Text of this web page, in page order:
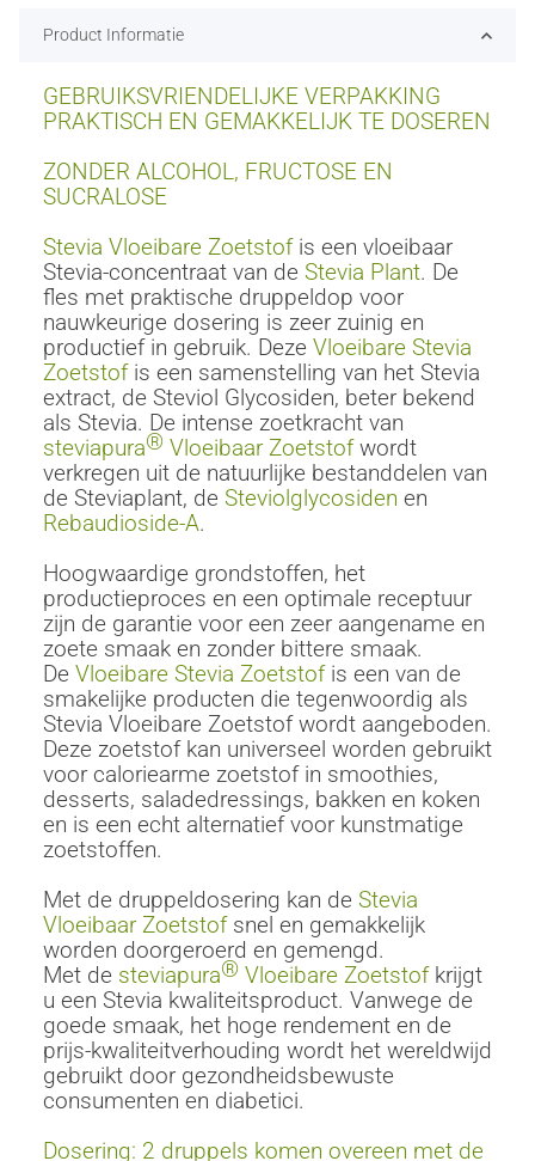
Product Informatie
GEBRUIKSVRIENDELIJKE VERPAKKING
PRAKTISCH EN GEMAKKELIJK TE DOSEREN
ZONDER ALCOHOL, FRUCTOSE EN
SUCRALOSE
Stevia Vloeibare Zoetstofis een vloeibaar
Stevia-concentraat van de Stevia Plant. De
fles met praktische druppeldop voor
nauwkeurige dosering is zeer zuinig en
productief in gebruik. Deze Vloeibare Stevia
Zoetstof is een samenstelling van het Stevia
extract, de Steviol Glycosiden, beter bekend
als Stevia. De intense zoetkracht van
steviapura® Vloeibaar Zoetstof wordt
verkregen uit de natuurlijke bestanddelen van
de Steviaplant, de Steviolglycosiden en
Rebaudioside-A.
Hoogwaardige grondstoffen, het
productieproces en een optimale receptuur
zijn de garantie voor een zeer aangename en
zoete smaak en zonder bittere smaak.
De Vloeibare Stevia Zoetstof is een van de
smakelijke producten die tegenwoordig als
Stevia Vloeibare Zoetstof wordt aangeboden.
Deze zoetstof kan universeel worden gebruikt
voor caloriearme zoetstof in smoothies,
desserts, saladedressings, bakken en koken
en is een echt alternatief voor kunstmatige
zoetstoffen.
Met de druppeldosering kan de Stevia
Vloeibaar Zoetstof snel en gemakkelijk
worden doorgeroerd en gemengd.
Met de steviapura® Vloeibare Zoetstof krijgt
u een Stevia kwaliteitsproduct. Vanwege de
goede smaak, het hoge rendement en de
prijs-kwaliteitverhouding wordt het wereldwijd
gebruikt door gezondheidsbewuste
consumenten en diabetici.
Dosering: 2 druppels komen overeen met de